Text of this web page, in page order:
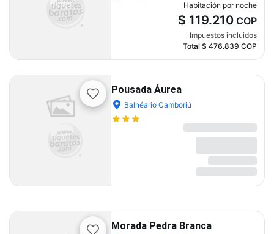
Habitación por noche
$ 119.210 COP
Impuestos incluidos
Total $ 476.839 COP
Pousada Áurea
Balnéario Camboriú
Morada Pedra Branca